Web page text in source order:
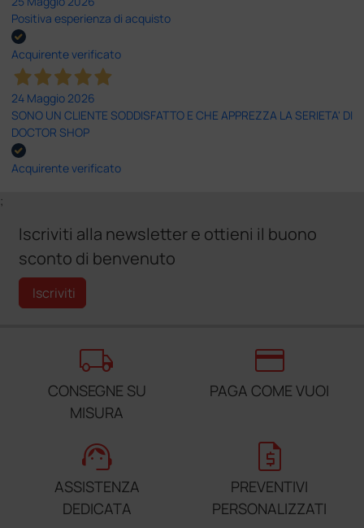
Positiva esperienza di acquisto
Acquirente verificato
24 Maggio 2026
SONO UN CLIENTE SODDISFATTO E CHE APPREZZA LA SERIETA' DI
DOCTOR SHOP
Acquirente verificato
;
Iscriviti alla newsletter e ottieni il buono
sconto di benvenuto
Iscriviti
local_shipping
CONSEGNE SU
MISURA
credit_card
PAGA COME VUOI
support_agent
ASSISTENZA
DEDICATA
request_quote
PREVENTIVI
PERSONALIZZATI